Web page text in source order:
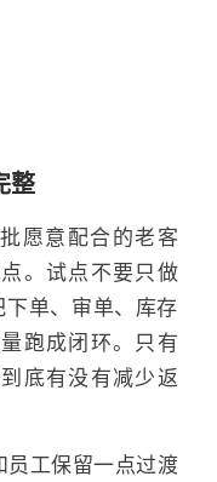
整
愿意配合的老客
。试点不要只做
下单、审单、库存
跑成闭环。只有
底有没有减少返
员工保留一点过渡